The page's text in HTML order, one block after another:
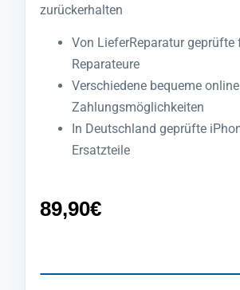
zurückerhalten
Von LieferReparatur geprüfte
Reparateure
Verschiedene bequeme online
Zahlungsmöglichkeiten
In Deutschland geprüfte
Ersatzteile
89,90€